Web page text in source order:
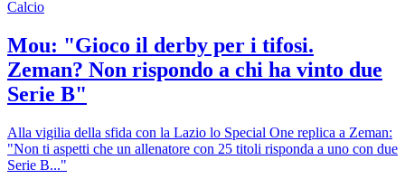
Calcio
Mou: "Gioco il derby per i tifosi.
Zeman? Non rispondo a chi ha vinto due
Serie B"
Alla vigilia della sfida con la Lazio lo Special One replica a Zeman:
"Non ti aspetti che un allenatore con 25 titoli risponda a uno con due
Serie B..."